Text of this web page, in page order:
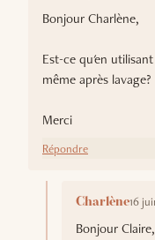
Bonjour Charlène,
Est-ce qu'en
même après lavage?
Merci
Répondre
Charlène16
Bonjour Claire,